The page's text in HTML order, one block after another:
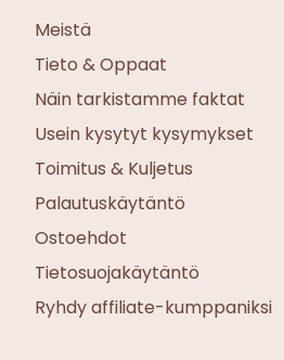
Meistä
Tieto & Oppaat
Näin tarkistamme faktat
Usein kysytyt kysymykset
Toimitus & Kuljetus
Palautuskäytäntö
Ostoehdot
Tietosuojakäytäntö
Ryhdy affiliate-kumppaniksi